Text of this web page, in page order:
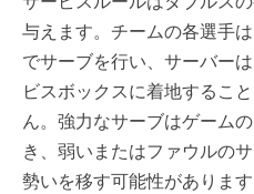
与えます。チームの各選手
でサーブを行い、サーバー
ビスボックスに着地するこ
ん。強力なサーブはゲーム
き、弱いまたはファウルの
勢いを移す可能性があります